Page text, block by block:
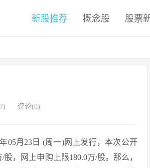
新股推荐 概念股 股票
评论(0)
05月23日 (周一)网上发行，本次公开
，网上申购上限180.0万/股。那么，